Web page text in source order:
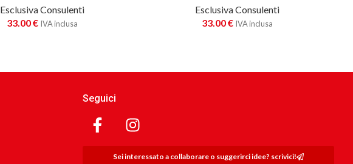
Esclusiva Consulenti
33.00€ IVA inclusa
Esclusiva Consulenti
33.00€ IVA inclusa
Seguici
Sei interessato a collaborare o suggerirci idee? scrivici!